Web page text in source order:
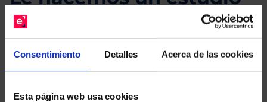
Consentimiento Detalles Acerca de las cookies
Esta página web usa cookies
gratuito de su cartera.
sus Fondos y nuestros expertos le enviarán un
estudio gratuito de sus alternativas de Clases
Limpias con las que podrá ahorrar en sus costes.